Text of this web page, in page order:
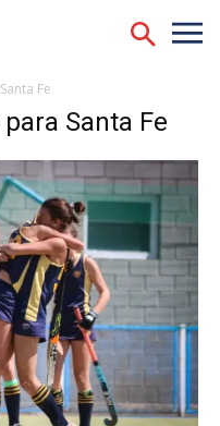
Fe
Santa Fe